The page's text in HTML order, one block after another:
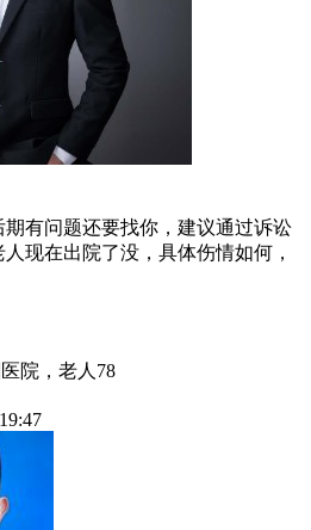
期有问题还要找你，建议通过诉讼
现在出院了没，具体伤情如何，
院，老人78